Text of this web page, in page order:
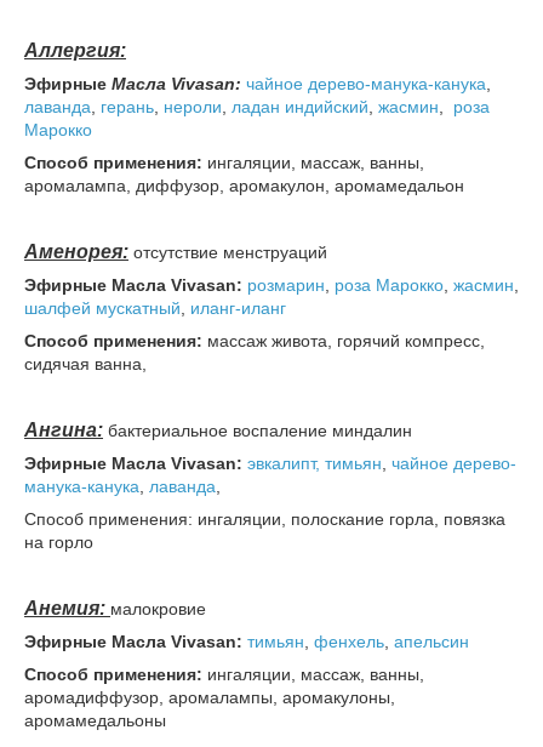
Аллергия:
Эфирные Масла Vivasan: чайное дерево-манука-канука,
лаванда, герань, нероли, ладан индийский, жасмин, роза
Марокко
Способ применения: ингаляции, массаж, ванны,
аромалампа, диффузор, аромакулон, аромамедальон
Аменорея: отсутствие менструаций
Эфирные Масла Vivasan: розмарин, роза Марокко, жасмин,
шалфей мускатный, иланг-иланг
Способ применения: массаж живота, горячий компресс,
сидячая ванна,
Ангина: бактериальное воспаление миндалин
Эфирные Масла Vivasan: эвкалипт, тимьян, чайное дерево-
манука-канука, лаванда,
Способ применения: ингаляции, полоскание горла, повязка
на горло
Анемия: малокровие
Эфирные Масла Vivasan: тимьян, фенхель, апельсин
Способ применения: ингаляции, массаж, ванны,
аромадиффузор, аромалампы, аромакулоны,
аромамедальоны